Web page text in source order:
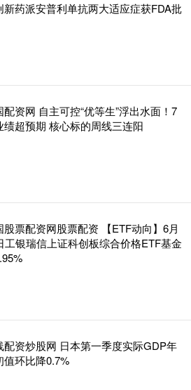
新药派安普利单抗两大适应症获FDA批
配资网 自主可控“优等生”浮出水面！7
绩超预期 核心标的周线三连阳
股票配资网股票配资 【ETF动向】6月
工银瑞信上证科创板综合价格ETF基金
配资炒股网 日本第一季度实际GDP年
值环比降0.7%